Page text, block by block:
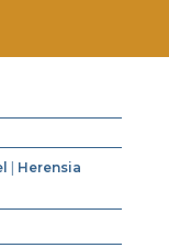
Herensia